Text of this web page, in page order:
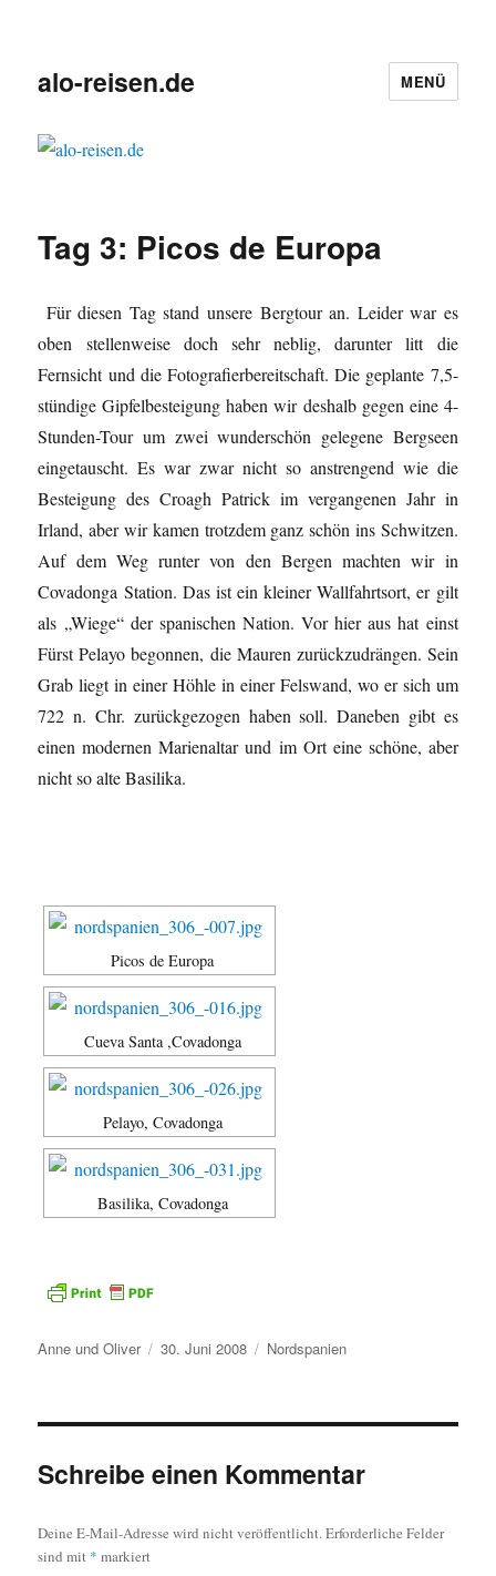
alo-reisen.de MENÜ
Tag 3: Picos de Europa
Für diesen Tag stand unsere Bergtour an. Leider war es
oben stellenweise doch sehr neblig, darunter litt die
Fernsicht und die Fotografierbereitschaft. Die geplante 7,5-
stündige Gipfelbesteigung haben wir deshalb gegen eine 4-
Stunden-Tour um zwei wunderschön gelegene Bergseen
eingetauscht. Es war zwar nicht so anstrengend wie die
Besteigung des Croagh Patrick im vergangenen Jahr in
Irland, aber wir kamen trotzdem ganz schön ins Schwitzen.
Auf dem Weg runter von den Bergen machten wir in
Covadonga Station. Das ist ein kleiner Wallfahrtsort, er gilt
als „Wiege“ der spanischen Nation. Vor hier aus hat einst
Fürst Pelayo begonnen, die Mauren zurückzudrängen. Sein
Grab liegt in einer Höhle in einer Felswand, wo er sich um
722 n. Chr. zurückgezogen haben soll. Daneben gibt es
einen modernen Marienaltar und im Ort eine schöne, aber
nicht so alte Basilika.
Picos de Europa
Cueva Santa ,Covadonga
Pelayo, Covadonga
Basilika, Covadonga
Autor
Anne und Oliver
Veröffentlicht
30. Juni 2008 Kategorien
Nordspanien
Schreibe einen Kommentar
Deine E-Mail-Adresse wird nicht veröffentlicht.Erforderliche Felder
sind mit * markiert